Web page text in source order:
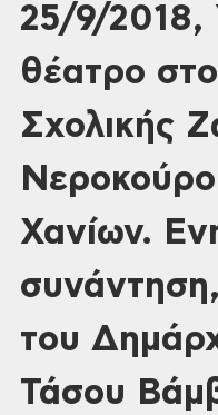
25/9/2018,
θέατρο
Σχολικής
Χανίων.
του
Τάσου